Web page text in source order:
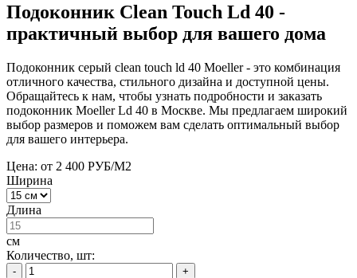
Подоконник Clean Touch Ld 40 -
практичный выбор для вашего дома
Подоконник серый clean touch ld 40 Moeller - это комбинация
отличного качества, стильного дизайна и доступной цены.
Обращайтесь к нам, чтобы узнать подробности и заказать
подоконник Moeller Ld 40 в Москве. Мы предлагаем широкий
выбор размеров и поможем вам сделать оптимальный выбор
для вашего интерьера.
Цена: от 2 400 РУБ/М2
Ширина
Длина
см
Количество, шт:
- +